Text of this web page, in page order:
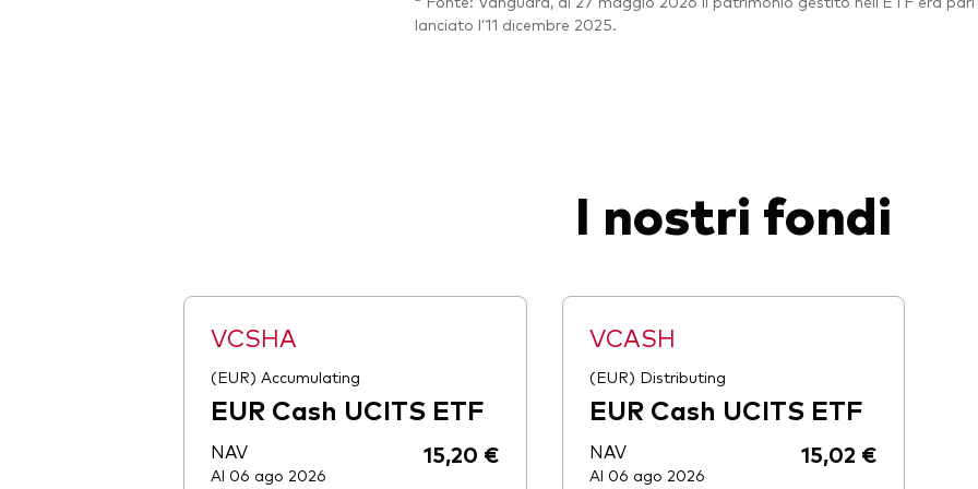
lanciato l’11 dicembre 2025.
I nostri fondi
VCSHA
(EUR) Accumulating
EUR Cash UCITS ETF
NAV 15,20 €
Al 06 ago 2026
VCASH
(EUR) Distributing
EUR Cash UCITS ETF
NAV 15,02 €
Al 06 ago 2026